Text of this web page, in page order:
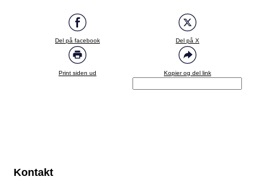
Del på facebook Del på X
Print siden ud Kopier og del link
Kontakt